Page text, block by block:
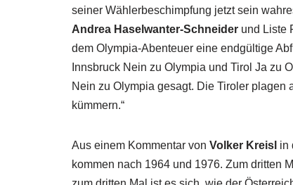
seiner Wählerbeschimpfung jetzt sein
Andrea Haselwanter-Schneider und Liste
dem Olympia-Abenteuer eine endgültige
Innsbruck Nein zu Olympia und Tirol Ja zu
Nein zu Olympia gesagt. Die Tiroler
kümmern.“
Aus einem Kommentar von Volker Kreisl in
kommen nach 1964 und 1976. Zum dritten